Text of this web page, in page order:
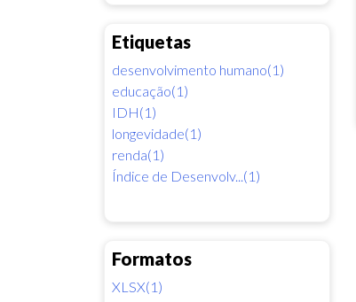
Etiquetas
desenvolvimento humano(1)
educação(1)
IDH(1)
longevidade(1)
renda(1)
Índice de Desenvolv...(1)
Formatos
XLSX(1)